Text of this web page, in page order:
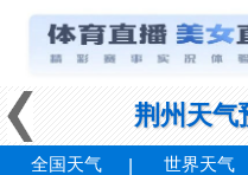
荆州天气
全国天气 世界天气